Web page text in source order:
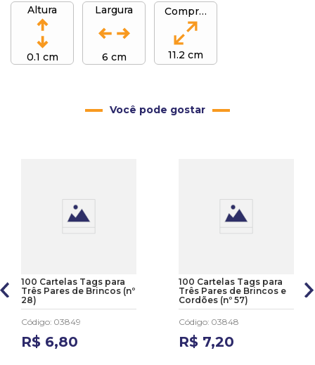
Altura
0.1 cm
Largura
6 cm
Comprimento
11.2 cm
Você pode gostar
100 Cartelas Tags para
Três Pares de Brincos (nº
28)
Código: 03849
R$ 6,80
100 Cartelas Tags para
Três Pares de Brincos e
Cordões (nº 57)
Código: 03848
R$ 7,20